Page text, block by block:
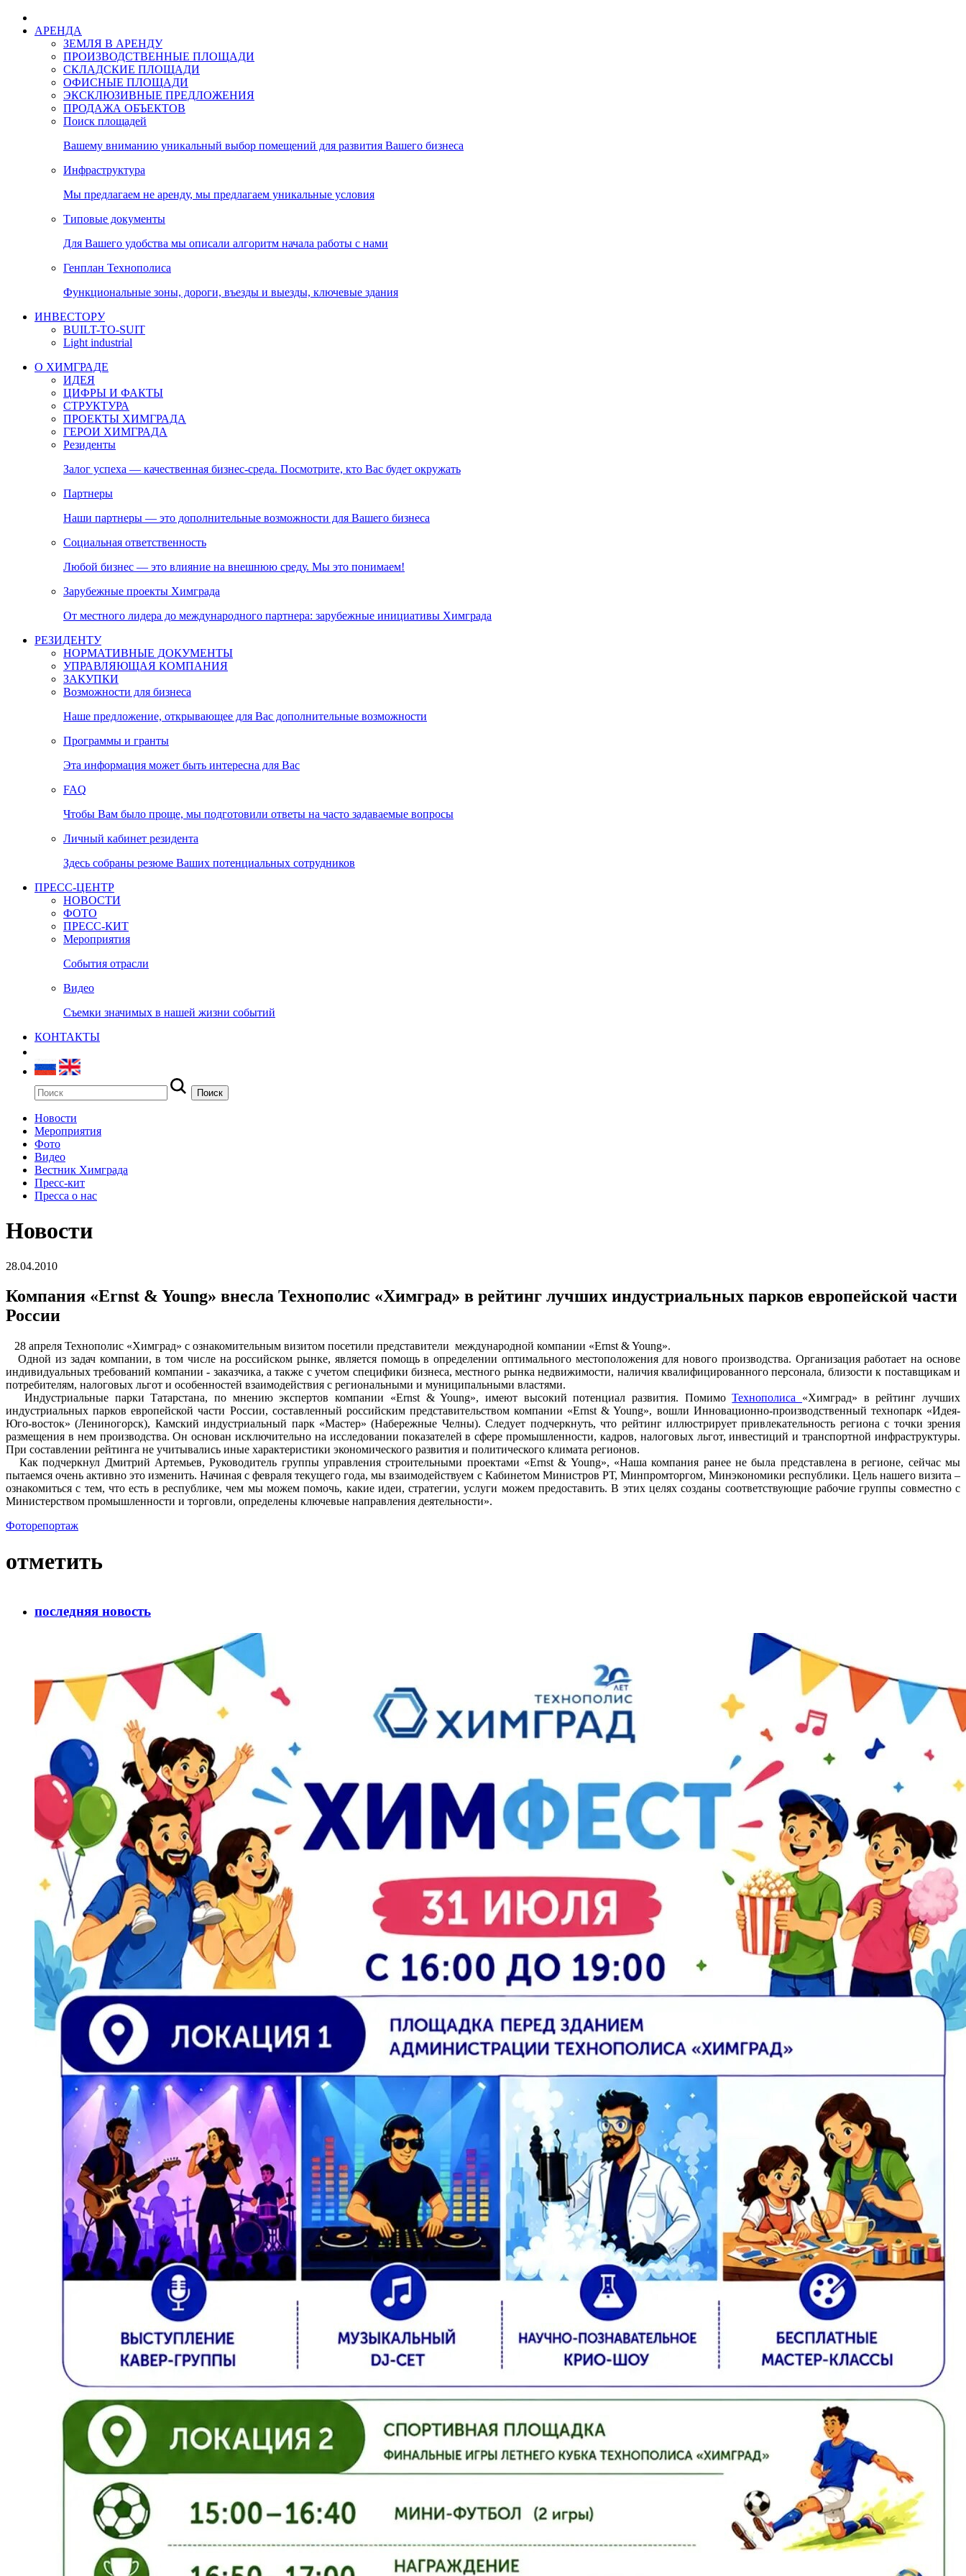
АРЕНДА
ЗЕМЛЯ В АРЕНДУ
ПРОИЗВОДСТВЕННЫЕ ПЛОЩАДИ
СКЛАДСКИЕ ПЛОЩАДИ
ОФИСНЫЕ ПЛОЩАДИ
ЭКСКЛЮЗИВНЫЕ ПРЕДЛОЖЕНИЯ
ПРОДАЖА ОБЪЕКТОВ
Поиск площадей
Вашему вниманию уникальный выбор помещений для развития Вашего бизнеса
Инфраструктура
Мы предлагаем не аренду, мы предлагаем уникальные условия
Типовые документы
Для Вашего удобства мы описали алгоритм начала работы с нами
Генплан Технополиса
Функциональные зоны, дороги, въезды и выезды, ключевые здания
ИНВЕСТОРУ
BUILT-TO-SUIT
Light industrial
О ХИМГРАДЕ
ИДЕЯ
ЦИФРЫ И ФАКТЫ
СТРУКТУРА
ПРОЕКТЫ ХИМГРАДА
ГЕРОИ ХИМГРАДА
Резиденты
Залог успеха — качественная бизнес-среда. Посмотрите, кто Вас будет окружать
Партнеры
Наши партнеры — это дополнительные возможности для Вашего бизнеса
Социальная ответственность
Любой бизнес — это влияние на внешнюю среду. Мы это понимаем!
Зарубежные проекты Химграда
От местного лидера до международного партнера: зарубежные инициативы Химграда
РЕЗИДЕНТУ
НОРМАТИВНЫЕ ДОКУМЕНТЫ
УПРАВЛЯЮЩАЯ КОМПАНИЯ
ЗАКУПКИ
Возможности для бизнеса
Наше предложение, открывающее для Вас дополнительные возможности
Программы и гранты
Эта информация может быть интересна для Вас
FAQ
Чтобы Вам было проще, мы подготовили ответы на часто задаваемые вопросы
Личный кабинет резидента
Здесь собраны резюме Ваших потенциальных сотрудников
ПРЕСС-ЦЕНТР
НОВОСТИ
ФОТО
ПРЕСС-КИТ
Мероприятия
События отрасли
Видео
Съемки значимых в нашей жизни событий
КОНТАКТЫ
Новости
Мероприятия
Фото
Видео
Вестник Химграда
Пресс-кит
Пресса о нас
Новости
28.04.2010
Компания «Ernst & Young» внесла Технополис «Химград» в рейтинг лучших индустриальных парков европейской части
России
28 апреля Технополис «Химград» с ознакомительным визитом посетили представители международной компании «Ernst & Young».
Одной из задач компании, в том числе на российском рынке, является помощь в определении оптимального местоположения для нового производства. Организация работает на основе
индивидуальных требований компании - заказчика, а также с учетом специфики бизнеса, местного рынка недвижимости, наличия квалифицированного персонала, близости к поставщикам и
потребителям, налоговых льгот и особенностей взаимодействия с региональными и муниципальными властями.
Индустриальные парки Татарстана, по мнению экспертов компании «Ernst & Young», имеют высокий потенциал развития. ПомимоТехнополиса «Химград» в рейтинг лучших
индустриальных парков европейской части России, составленный российским представительством компании «Ernst & Young», вошли Инновационно-производственный технопарк «Идея-
Юго-восток» (Лениногорск), Камский индустриальный парк «Мастер» (Набережные Челны). Следует подчеркнуть, что рейтинг иллюстрирует привлекательность региона с точки зрения
размещения в нем производства. Он основан исключительно на исследовании показателей в сфере промышленности, кадров, налоговых льгот, инвестиций и транспортной инфраструктуры.
При составлении рейтинга не учитывались иные характеристики экономического развития и политического климата регионов.
Как подчеркнул Дмитрий Артемьев, Руководитель группы управления строительными проектами «Ernst & Young», «Наша компания ранее не была представлена в регионе, сейчас мы
пытаемся очень активно это изменить. Начиная с февраля текущего года, мы взаимодействуем с Кабинетом Министров РТ, Минпромторгом, Минэкономики республики. Цель нашего визита –
ознакомиться с тем, что есть в республике, чем мы можем помочь, какие идеи, стратегии, услуги можем предоставить. В этих целях созданы соответствующие рабочие группы совместно с
Министерством промышленности и торговли, определены ключевые направления деятельности».
Фоторепортаж
отметить
последняя новость